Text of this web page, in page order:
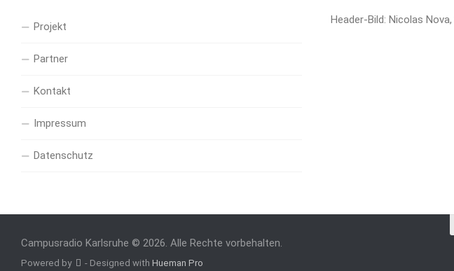
Projekt
Partner
Kontakt
Impressum
Datenschutz
Header-Bild: Nicolas Nova,
Campusradio Karlsruhe © 2026. Alle Rechte vorbehalten.
Powered by - Designed withHueman Pro